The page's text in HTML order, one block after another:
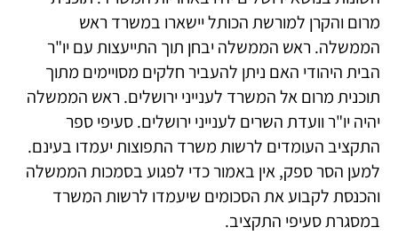
מרום והקרן למורשת הכותל יישארו במשרד ראש
הממשלה. ראש הממשלה יבחן תוך התייעצות עם יו"ר
הבית היהודי האם ניתן להעביר חלקים מסויימים מתוך
תוכנית מרום אל המשרד לענייני ירושלים. ראש הממשלה
יהיה יו"ר וועדת השרים לענייני ירושלים. סעיפי ספר
התקציב העומדים לרשות משרד התפוצות יעמדו בעינם.
למען הסר ספק, אין באמור כדי לפגוע בסמכות הממשלה
והכנסת לקבוע את הסכומים שיעמדו לרשות המשרד
במסגרת סעיפי התקציב.